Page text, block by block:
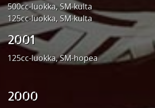
500cc-luokka, SM-kulta
125cc-luokka, SM-kulta
2001
125cc-luokka, SM-hopea
2000